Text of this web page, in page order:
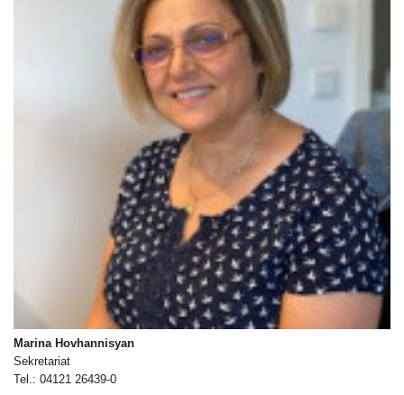
Marina Hovhannisyan
Sekretariat
Tel.: 04121 26439-0